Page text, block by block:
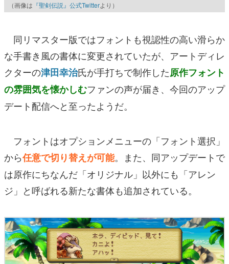
（画像は 『聖剣伝説』公式Twitterより）
同リマスター版ではフォントも視認性の高い滑らか
な手書き風の書体に変更されていたが、アートディレ
クターの津田幸治氏が手打ちで制作した原作フォント
の雰囲気を懐かしむファンの声が届き、今回のアップ
デート配信へと至ったようだ。
フォントはオプションメニューの「フォント選択」
から任意で切り替えが可能。また、同アップデートで
は原作にちなんだ「オリジナル」以外にも「アレン
ジ」と呼ばれる新たな書体も追加されている。